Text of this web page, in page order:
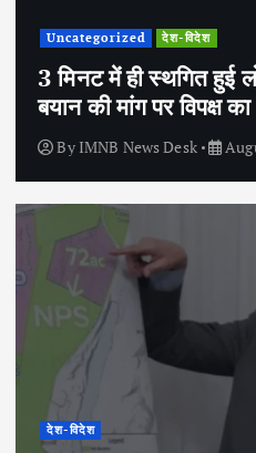
Uncategorized देश-विदेश
3 मिनट में ही स्थगित हुई
बयान की मांग पर विपक्ष का
By IMNB News Desk
देश-विदेश